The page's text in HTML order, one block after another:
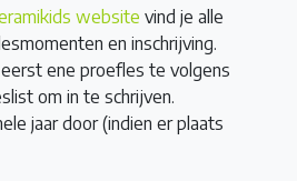
website vind je alle
en inschrijving.
ene proefles te volgens
om in te schrijven.
jaar door (indien er plaats